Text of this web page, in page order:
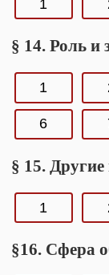
1
§ 14. Роль и
1
6
§ 15.
1
§16. Сфера